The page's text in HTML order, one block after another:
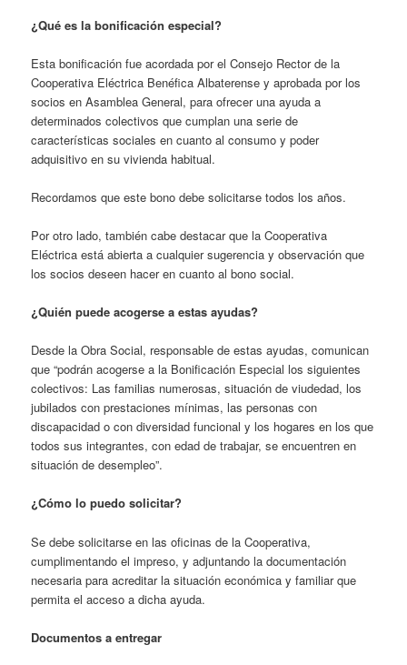
¿Qué es la bonificación especial?
Esta bonificación fue acordada por el Consejo Rector de la
Cooperativa Eléctrica Benéfica Albaterense y aprobada por los
socios en Asamblea General, para ofrecer una ayuda a
determinados colectivos que cumplan una serie de
características sociales en cuanto al consumo y poder
adquisitivo en su vivienda habitual.
Recordamos que este bono debe solicitarse todos los años.
Por otro lado, también cabe destacar que la Cooperativa
Eléctrica está abierta a cualquier sugerencia y observación que
los socios deseen hacer en cuanto al bono social.
¿Quién puede acogerse a estas ayudas?
Desde la Obra Social, responsable de estas ayudas, comunican
que “podrán acogerse a la Bonificación Especial los siguientes
colectivos: Las familias numerosas, situación de viudedad, los
jubilados con prestaciones mínimas, las personas con
discapacidad o con diversidad funcional y los hogares en los que
todos sus integrantes, con edad de trabajar, se encuentren en
situación de desempleo”.
¿Cómo lo puedo solicitar?
Se debe solicitarse en las oficinas de la Cooperativa,
cumplimentando el impreso, y adjuntando la documentación
necesaria para acreditar la situación económica y familiar que
permita el acceso a dicha ayuda.
Documentos a entregar